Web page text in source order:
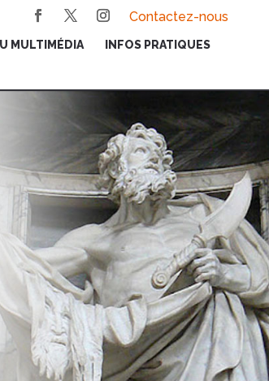
Contactez-nous
MULTIMÉDIA INFOS PRATIQUES